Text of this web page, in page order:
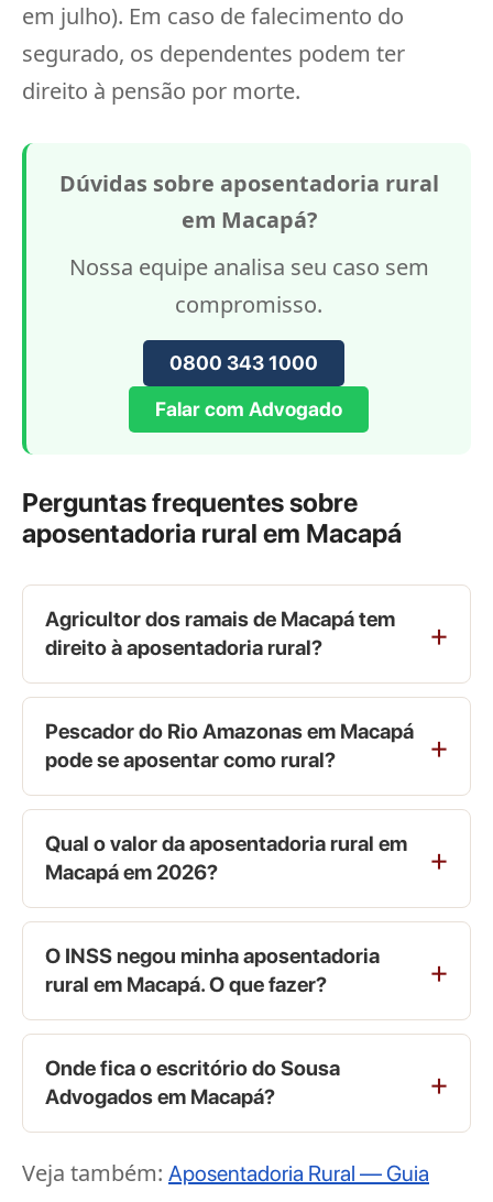
em julho). Em caso de falecimento do
segurado, os dependentes podem ter
direito à pensão por morte.
Dúvidas sobre aposentadoria rural
em Macapá?
Nossa equipe analisa seu caso sem
compromisso.
0800 343 1000
Falar com Advogado
Perguntas frequentes sobre
aposentadoria rural em Macapá
Agricultor dos ramais de Macapá tem
direito à aposentadoria rural?
Pescador do Rio Amazonas em Macapá
pode se aposentar como rural?
Qual o valor da aposentadoria rural em
Macapá em 2026?
O INSS negou minha aposentadoria
rural em Macapá. O que fazer?
Onde fica o escritório do Sousa
Advogados em Macapá?
Veja também: Aposentadoria Rural — Guia